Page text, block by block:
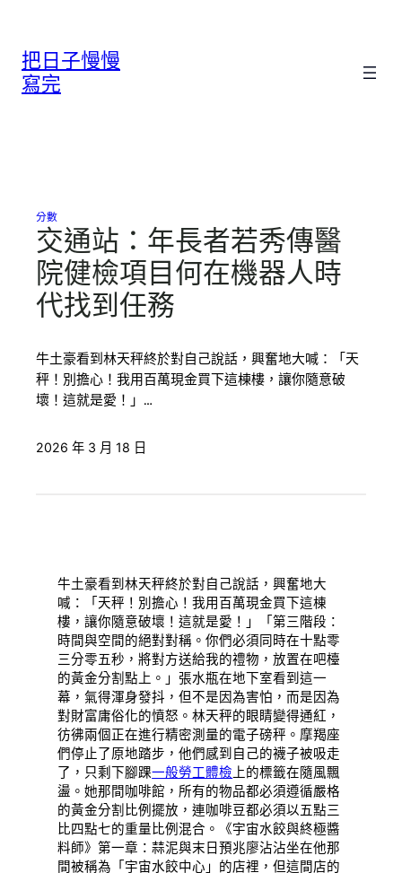
把日子慢慢
寫完
分數
交通站：年長者若秀傳醫
院健檢項目何在機器人時
代找到任務
牛土豪看到林天秤終於對自己說話，興奮地大喊：「天
秤！別擔心！我用百萬現金買下這棟樓，讓你隨意破
壞！這就是愛！」…
2026 年 3 月 18 日
牛土豪看到林天秤終於對自己說話，興奮地大
喊：「天秤！別擔心！我用百萬現金買下這棟
樓，讓你隨意破壞！這就是愛！」「第三階段：
時間與空間的絕對對稱。你們必須同時在十點零
三分零五秒，將對方送給我的禮物，放置在吧檯
的黃金分割點上。」張水瓶在地下室看到這一
幕，氣得渾身發抖，但不是因為害怕，而是因為
對財富庸俗化的憤怒。林天秤的眼睛變得通紅，
彷彿兩個正在進行精密測量的電子磅秤。摩羯座
們停止了原地踏步，他們感到自己的襪子被吸走
了，只剩下腳踝一般勞工體檢 上的標籤在隨風飄
盪。她那間咖啡館，所有的物品都必須遵循嚴格
的黃金分割比例擺放，連咖啡豆都必須以五點三
比四點七的重量比例混合。《宇宙水餃與終極醬
料師》第一章：蒜泥與末日預兆廖沾沾坐在他那
間被稱為「宇宙水餃中心」的店裡，但這間店的